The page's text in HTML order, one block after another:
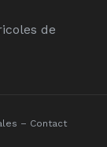
de
– Contact